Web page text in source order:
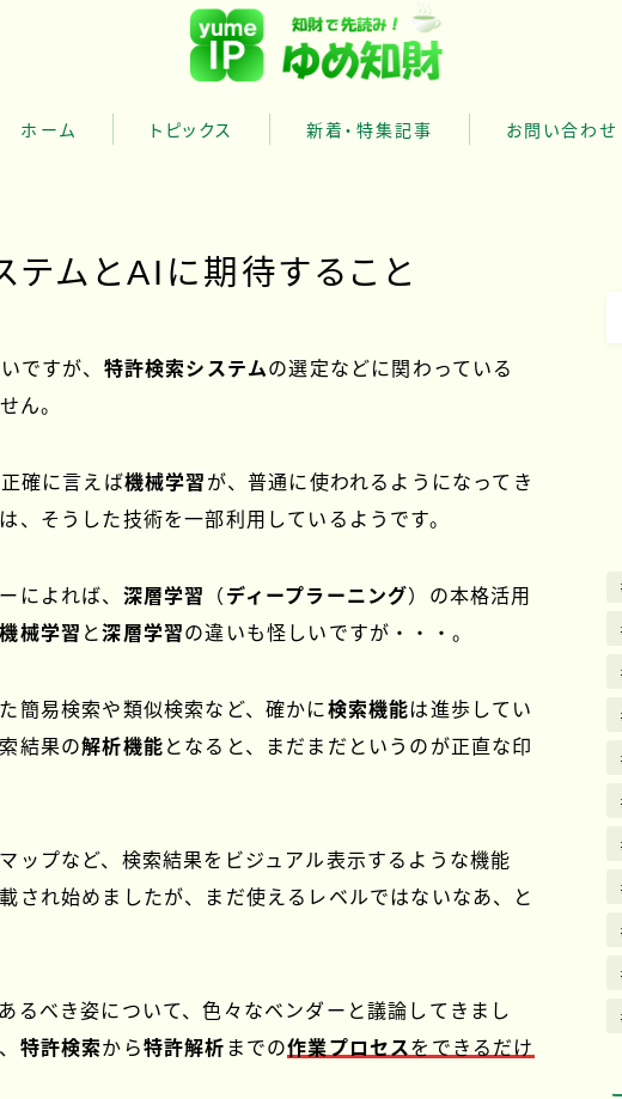
ホーム
め知財の代表について
トピックス 新着・特集記事 お問い合わせ
テムとAIに期待すること
ですが、 特許検索システムの選定などに関わっている
ん。
確に言えば機械学習 が、普通に使われるようになってき
、そうした技術を一部利用しているようです。
によれば、 深層学習 （ ディープラーニング）の本格活用
機械学習 と深層学習の違いも怪しいですが・・・。
簡易検索や類似検索など、確かに検索機能は進歩してい
結果の解析機能 となると、まだまだというのが正直な印
ップなど、検索結果をビジュアル表示するような機能
され始めましたが、まだ使えるレベルではないなあ、と
るべき姿について、色々なベンダーと議論してきまし
特許検索から特許解析 までの作業プロセス を できるだけ